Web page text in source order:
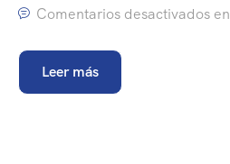
Comentarios desactivados en
Leer más